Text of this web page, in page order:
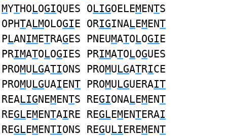
MYTHOLOGIQUES OLIGOELEMENTS
OPHTALMOLOGIE ORIGINALEMENT
PLANIMETRAGES PNEUMATOLOGIE
PRIMATOLOGIES PRIMATOLOGUES
PROMULGATIONS PROMULGATRICE
PROMULGUAIENT PROMULGUERAIT
REALIGNEMENTS REGIONALEMENT
REGLEMENTAIRE REGLEMENTERAI
REGLEMENTIONS REGULIEREMENT